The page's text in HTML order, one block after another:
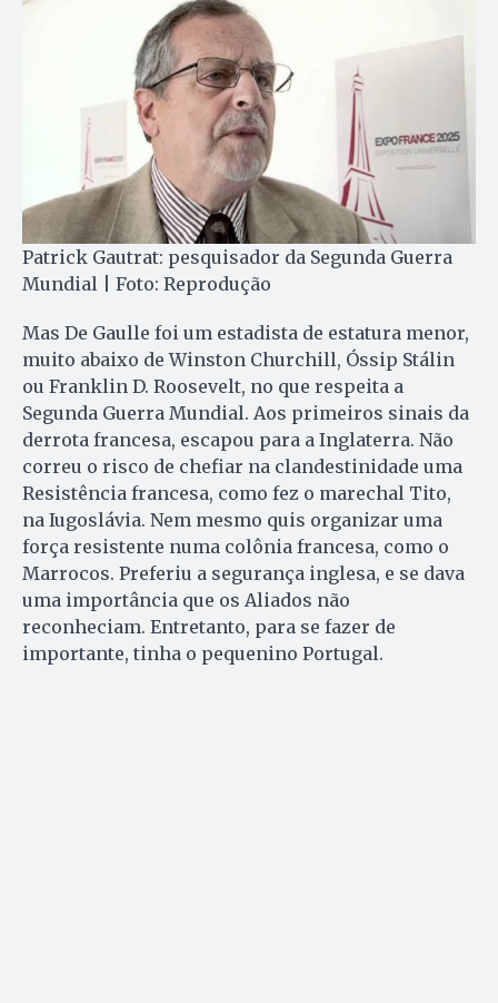
Patrick Gautrat: pesquisador da Segunda Guerra
Mundial | Foto: Reprodução
Mas De Gaulle foi um estadista de estatura menor,
muito abaixo de Winston Churchill, Óssip Stálin
ou Franklin D. Roosevelt, no que respeita a
Segunda Guerra Mundial. Aos primeiros sinais da
derrota francesa, escapou para a Inglaterra. Não
correu o risco de chefiar na clandestinidade uma
Resistência francesa, como fez o marechal Tito,
na Iugoslávia. Nem mesmo quis organizar uma
força resistente numa colônia francesa, como o
Marrocos. Preferiu a segurança inglesa, e se dava
uma importância que os Aliados não
reconheciam. Entretanto, para se fazer de
importante, tinha o pequenino Portugal.